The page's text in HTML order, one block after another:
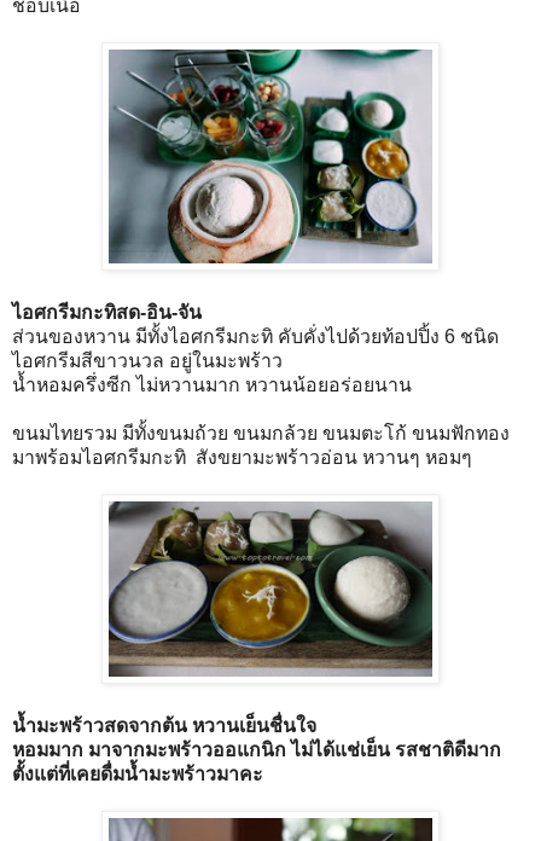
ชอบเนื้อ
ไอศกรีมกะทิสด-อิน-จัน
ส่วนของหวาน มีทั้งไอศกรีมกะทิ คับคั่งไปด้วยท้อปปิ้ง 6 ชนิด
ไอศกรีมสีขาวนวล อยู่ในมะพร้าว
น้ำหอมครึ่งซีก ไม่หวานมาก หวานน้อยอร่อยนาน
ขนมไทยรวม มีทั้งขนมถ้วย ขนมกล้วย ขนมตะโก้ ขนมฟักทอง
มาพร้อมไอศกรีมกะทิ สังขยามะพร้าวอ่อน หวานๆ หอมๆ
น้ำมะพร้าวสดจากต้น หวานเย็นชื่นใจ
หอมมาก มาจากมะพร้าวออแกนิก ไม่ได้แช่เย็น รสชาติดีมาก
ตั้งแต่ที่เคยดื่มน้ำมะพร้าวมาคะ